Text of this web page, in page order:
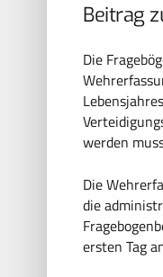
Beitrag
Die
werden
Die
die
ersten Tag